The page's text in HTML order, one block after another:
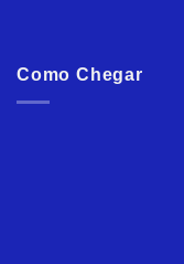
Como Chegar